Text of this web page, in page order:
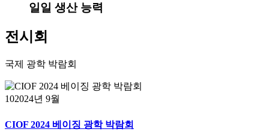
일일 생산 능력
전시회
국제 광학 박람회
102024년 9월
CIOF 2024 베이징 광학 박람회